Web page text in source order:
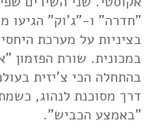
"חדרה" ו-"ג'וק" הגיעו
בציניות על מערכת
במכונית. שורת הפזמון
בהתחלה הכי צ'יזית
דרך מסוכנת לנהוג,
"באמצע הכביש".